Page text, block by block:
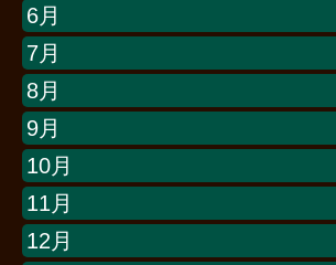
6月
7月
8月
9月
10月
11月
12月